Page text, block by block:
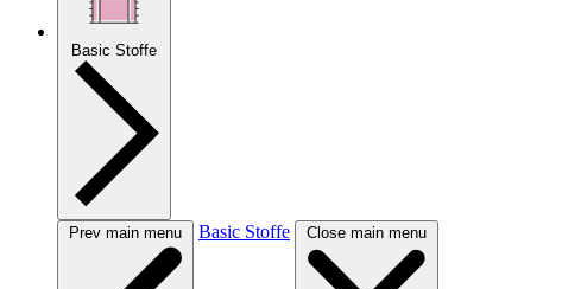
Basic Stoffe
Prev main menu Basic Stoffe Close main menu